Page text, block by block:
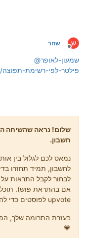
ש
מנותק
שחר
@שמעון-לאופר
https://f2.freeivr.co.il/topic/936/פילטר-לפי-רשימת-תפוצה
שלום! נראה שהשיחה
חשבון.
נמאס לכם לגלול בין
לחשבון, תמיד תחזרו
לבחור לקבל התראות על
אם בהתראת פוש).
upvote לפוסטים כדי להביע הערכה לחברי קהילה אחרים.
בעזרת התרומה שלך,
💗